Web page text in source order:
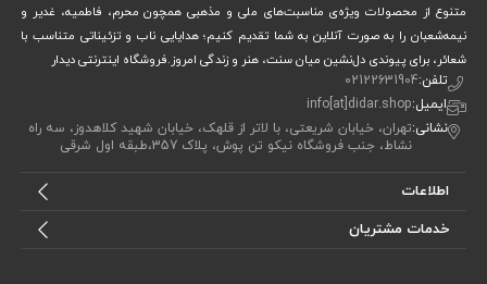
متنوع از محصولات ویژه‌ی مناسبت‌های ملی و مذهبی همچون محرم، فاطمیه، غدیر و
نیمه‌شعبان را به صورت آنلاین به شما تقدیم کنیم؛ هدایایی ناب و تزئیناتی متناسب با
شعائر، برای پیوندی دل‌نشین میان سنت، هنر و زندگی امروز.فروشگاه اینترنتی دیدار
تلفن:02122631904
ایمیل:info[at]didar.shop
نشانی:تهران، خیابان شریعتی، با لاتر از قلهک، خیابان شهید کلاهدوز، سه راه
نشاط، جنب فروشگاه نیکو تن پوش، پلاک 357،طبقه اول شرقی
اطلاعات
خدمات مشتریان